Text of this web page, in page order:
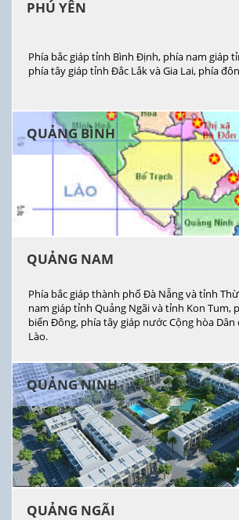
PHÚ YÊN
Phía bắc giáp tỉnh Bình Định, phía nam giáp
phía tây giáp tỉnh Đắc Lắk và Gia Lai, phía
QUẢNG BÌNH
QUẢNG NAM
Phía bắc giáp thành phố Đà Nẵng và tỉnh
nam giáp tỉnh Quảng Ngãi và tỉnh Kon Tum,
biển Đông, phía tây giáp nước Cộng hòa Dân
Lào.
QUẢNG NINH
QUẢNG NGÃI